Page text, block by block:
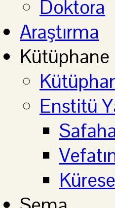
Doktora
Araştırma
Kütüphane
Enstitü